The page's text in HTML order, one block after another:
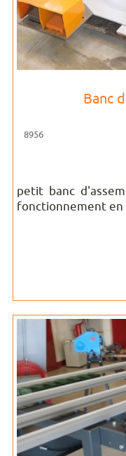
Banc
8956
petit banc
fonctionnement en